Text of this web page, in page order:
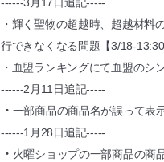
・輝く聖物の超越時、超越材
行できなくなる問題【3/18-13:30
・血盟ランキングにて血盟のシ
------2月11日追記-----
・ 一部商品の商品名が誤って表
------1月28日追記-----
・ 火曜ショップの一部商品の商